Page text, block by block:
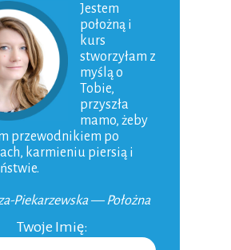
Jestem
położną i
kurs
stworzyłam z
myślą o
Tobie,
przyszła
mamo, żeby
przewodnikiem po
karmieniu piersią i
Piekarzewska — Położna
Twoje Imię: